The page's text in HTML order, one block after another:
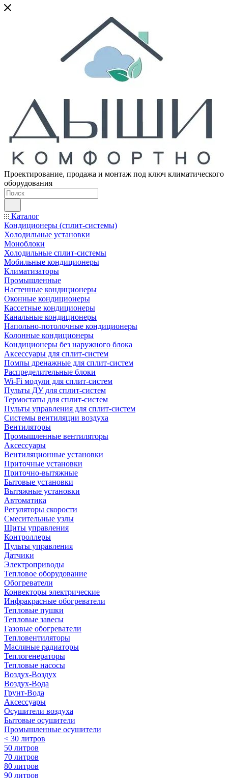
Проектирование, продажа и монтаж под ключ климатического
оборудования
Каталог
Кондиционеры (сплит-системы)
Холодильные установки
Моноблоки
Холодильные сплит-системы
Мобильные кондиционеры
Климатизаторы
Промышленные
Настенные кондиционеры
Оконные кондиционеры
Кассетные кондиционеры
Канальные кондиционеры
Напольно-потолочные кондиционеры
Колонные кондиционеры
Кондиционеры без наружного блока
Аксессуары для сплит-систем
Помпы дренажные для сплит-систем
Распределительные блоки
Wi-Fi модули для сплит-систем
Пульты ДУ для сплит-систем
Термостаты для сплит-систем
Пульты управления для сплит-систем
Системы вентиляции воздуха
Вентиляторы
Промышленные вентиляторы
Аксессуары
Вентиляционные установки
Приточные установки
Приточно-вытяжные
Бытовые установки
Вытяжные установки
Автоматика
Регуляторы скорости
Смесительные узлы
Щиты управления
Контроллеры
Пульты управления
Датчики
Электроприводы
Тепловое оборудование
Обогреватели
Конвекторы электрические
Инфракрасные обогреватели
Тепловые пушки
Тепловые завесы
Газовые обогреватели
Тепловентиляторы
Масляные радиаторы
Теплогенераторы
Тепловые насосы
Воздух-Воздух
Воздух-Вода
Грунт-Вода
Аксессуары
Осушители воздуха
Бытовые осушители
Промышленные осушители
< 30 литров
50 литров
70 литров
80 литров
90 литров